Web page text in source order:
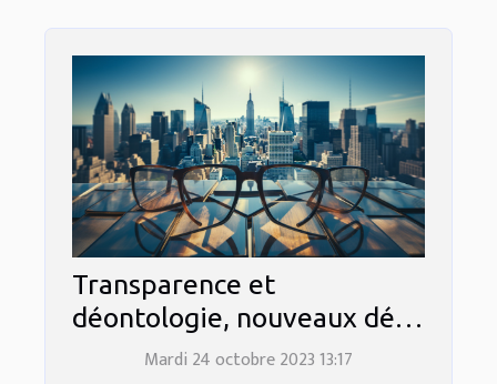
Transparence et
déontologie, nouveaux défis
des institutions financières
Mardi 24 octobre 2023 13:17